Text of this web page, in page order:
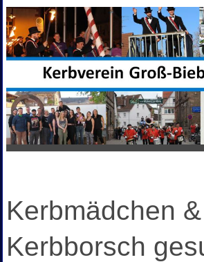
Kerbmädchen &
Kerbborsch